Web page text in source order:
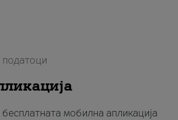
мобилна апликација